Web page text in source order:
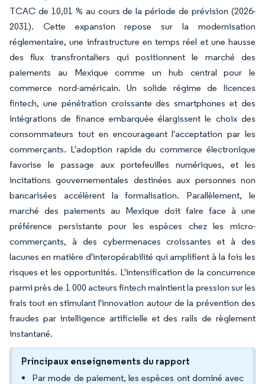
TCAC de 10,01 % au cours de la période de prévision (2026-
2031). Cette expansion repose sur la modernisation
réglementaire, une infrastructure en temps réel et une hausse
des flux transfrontaliers qui positionnent le marché des
paiements au Mexique comme un hub central pour le
commerce nord-américain. Un solide régime de licences
fintech, une pénétration croissante des smartphones et des
intégrations de finance embarquée élargissent le choix des
consommateurs tout en encourageant l'acceptation par les
commerçants. L'adoption rapide du commerce électronique
favorise le passage aux portefeuilles numériques, et les
incitations gouvernementales destinées aux personnes non
bancarisées accélèrent la formalisation. Parallèlement, le
marché des paiements au Mexique doit faire face à une
préférence persistante pour les espèces chez les micro-
commerçants, à des cybermenaces croissantes et à des
lacunes en matière d'interopérabilité qui amplifient à la fois les
risques et les opportunités. L'intensification de la concurrence
parmi près de 1 000 acteurs fintech maintient la pression sur les
frais tout en stimulant l'innovation autour de la prévention des
fraudes par intelligence artificielle et des rails de règlement
instantané.
Principaux enseignements du rapport
Par mode de paiement, les espèces ont dominé avec